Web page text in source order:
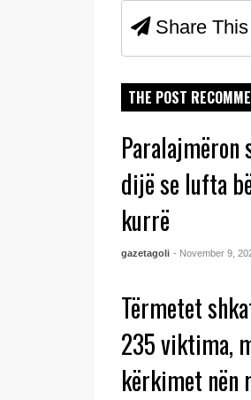
Share This
THE POST
Paralajmëron
dijë se lufta
kurrë
gazetagoli - November 9,
Tërmetet
235 viktima,
kërkimet nën